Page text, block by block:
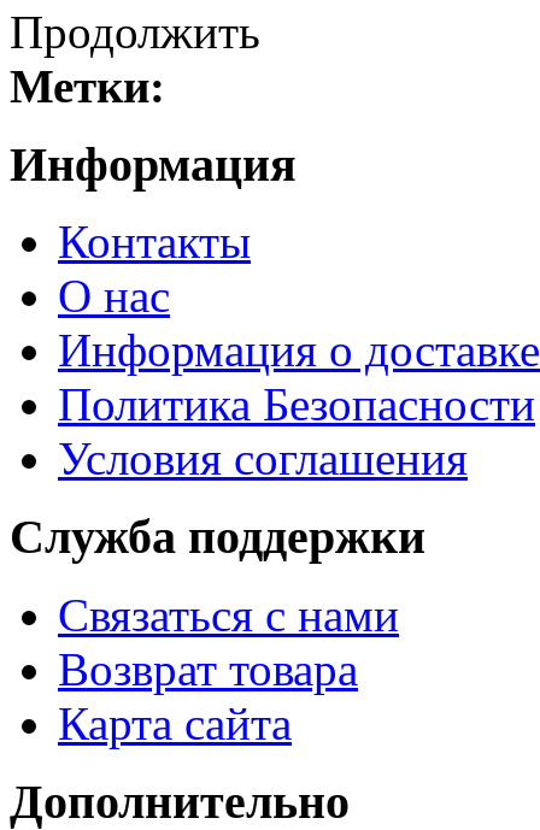
Продолжить
Метки:
Информация
Контакты
О нас
Информация о доставке
Политика Безопасности
Условия соглашения
Служба поддержки
Связаться с нами
Возврат товара
Карта сайта
Дополнительно